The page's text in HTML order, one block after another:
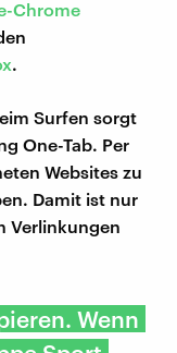
Chrome
.
Surfen sorgt
One-Tab. Per
Websites zu
Damit ist nur
Verlinkungen
Wenn